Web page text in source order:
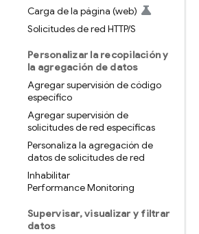
Carga de la página (web)
Solicitudes de red HTTP/S
Personalizar la recopilación y
la agregación de datos
Agregar supervisión de código
específico
Agregar supervisión de
solicitudes de red específicas
Personaliza la agregación de
datos de solicitudes de red
Inhabilitar
Performance Monitoring
Supervisar,visualizar y filtrar
datos